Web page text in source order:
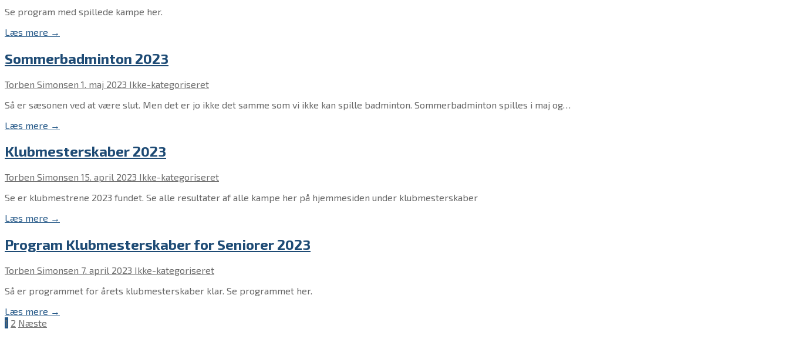
Se program med spillede kampe her.
Læs mere →
Sommerbadminton 2023
Torben Simonsen 1. maj 2023 Ikke-kategoriseret
Så er sæsonen ved at være slut. Men det er jo ikke det samme som vi ikke kan spille badminton. Sommerbadminton spilles i maj og…
Læs mere →
Klubmesterskaber 2023
Torben Simonsen 15. april 2023 Ikke-kategoriseret
Se er klubmestrene 2023 fundet. Se alle resultater af alle kampe her på hjemmesiden under klubmesterskaber
Læs mere →
Program Klubmesterskaber for Seniorer 2023
Torben Simonsen 7. april 2023 Ikke-kategoriseret
Så er programmet for årets klubmesterskaber klar. Se programmet her.
Læs mere →
Indlægsinddeling
1 2 Næste